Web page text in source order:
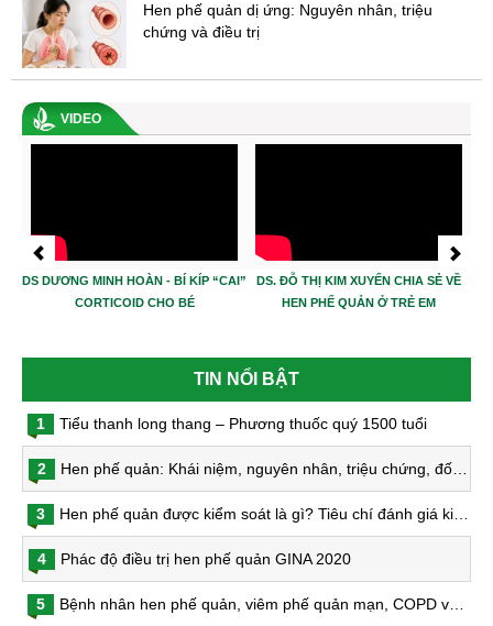
Hen phế quản dị ứng: Nguyên nhân, triệu
chứng và điều trị
VIDEO
DS DƯƠNG MINH HOÀN - BÍ KÍP “CAI”
CORTICOID CHO BÉ
DS. ĐỖ THỊ KIM XUYẾN CHIA SẺ VỀ
HEN PHẾ QUẢN Ở TRẺ EM
TIN NỔI BẬT
1 Tiểu thanh long thang – Phương thuốc quý 1500 tuổi
2 Hen phế quản: Khái niệm, nguyên nhân, triệu chứng, đối tượng nguy cơ, phòng bệnh, chẩn đoán và điều trị hen phế quản
3 Hen phế quản được kiểm soát là gì? Tiêu chí đánh giá kiểm soát hen
4 Phác độ điều trị hen phế quản GINA 2020
5 Bệnh nhân hen phế quản, viêm phế quản mạn, COPD và nguy cơ nhiễm virus Corona